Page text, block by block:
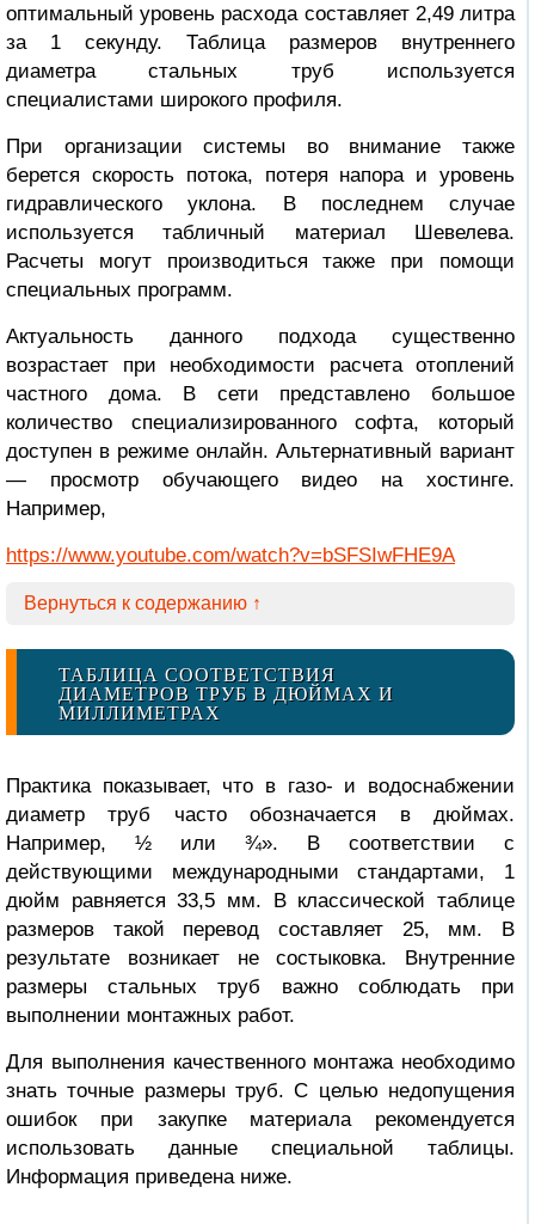
оптимальный уровень расхода составляет 2,49 литра
за 1 секунду. Таблица размеров внутреннего
диаметра стальных труб используется
специалистами широкого профиля.
При организации системы во внимание также
берется скорость потока, потеря напора и уровень
гидравлического уклона. В последнем случае
используется табличный материал Шевелева.
Расчеты могут производиться также при помощи
специальных программ.
Актуальность данного подхода существенно
возрастает при необходимости расчета отоплений
частного дома. В сети представлено большое
количество специализированного софта, который
доступен в режиме онлайн. Альтернативный вариант
— просмотр обучающего видео на хостинге.
Например,
https://www.youtube.com/watch?v=bSFSIwFHE9A
Вернуться к содержанию ↑
ТАБЛИЦА СООТВЕТСТВИЯ
ДИАМЕТРОВ ТРУБ В ДЮЙМАХ И
МИЛЛИМЕТРАХ
Практика показывает, что в газо- и водоснабжении
диаметр труб часто обозначается в дюймах.
Например, ½ или ¾». В соответствии с
действующими международными стандартами, 1
дюйм равняется 33,5 мм. В классической таблице
размеров такой перевод составляет 25, мм. В
результате возникает не состыковка.
Внутренние
размеры стальных труб важно соблюдать при
выполнении монтажных работ.
Для выполнения качественного монтажа необходимо
знать точные размеры труб. С целью недопущения
ошибок при закупке материала рекомендуется
использовать данные специальной таблицы.
Информация приведена ниже.